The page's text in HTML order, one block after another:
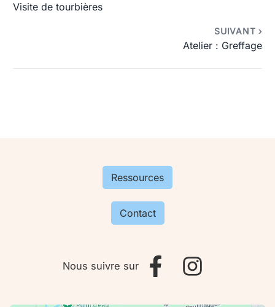
Visite de tourbières
SUIVANT ›
Atelier : Greffage
Ressources
Contact
Nous suivre sur